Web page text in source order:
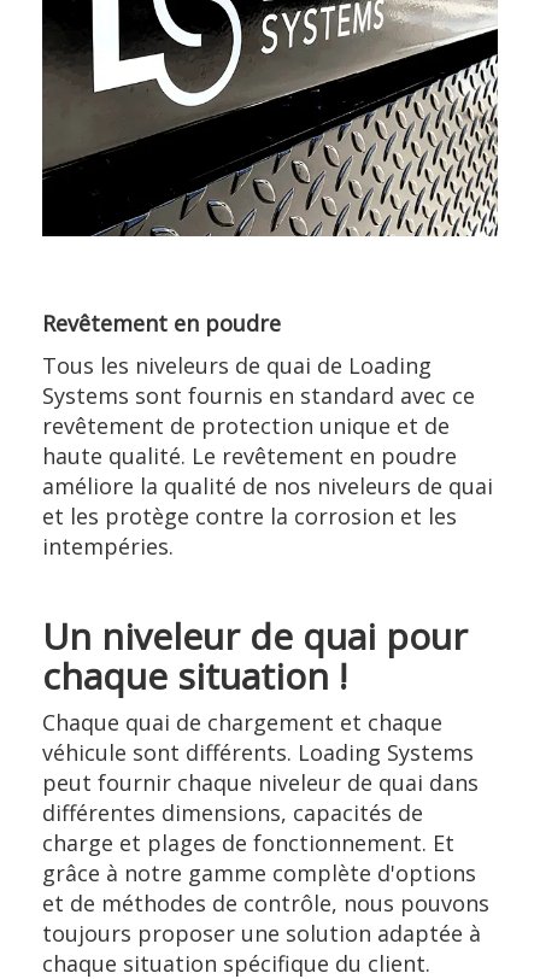
Revêtement en poudre
Tous les niveleurs de quai de Loading
Systems sont fournis en standard avec ce
revêtement de protection unique et de
haute qualité. Le revêtement en poudre
améliore la qualité de nos niveleurs de quai
et les protège contre la corrosion et les
intempéries.
Un niveleur de quai pour
chaque situation !
Chaque quai de chargement et chaque
véhicule sont différents. Loading Systems
peut fournir chaque niveleur de quai dans
différentes dimensions, capacités de
charge et plages de fonctionnement. Et
grâce à notre gamme complète d'options
et de méthodes de contrôle, nous pouvons
toujours proposer une solution adaptée à
chaque situation spécifique du client.